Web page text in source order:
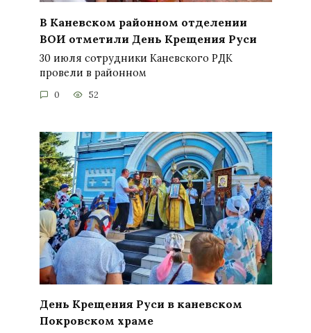
В Каневском районном отделении
ВОИ отметили День Крещения Руси
30 июля сотрудники Каневского РДК
провели в районном
0 52
День Крещения Руси в каневском
Покровском храме